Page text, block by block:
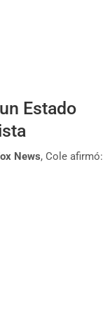
Estado
News, Cole afirmó: